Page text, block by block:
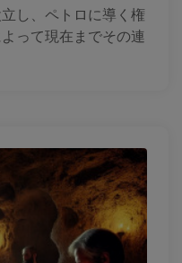
し、ペトロに導く権
って現在までその連